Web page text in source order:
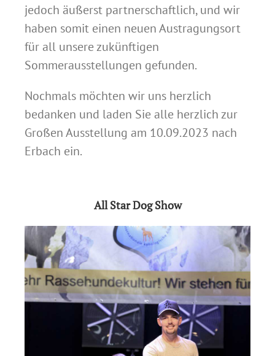
jedoch äußerst partnerschaftlich, und wir
haben somit einen neuen Austragungsort
für all unsere zukünftigen
Sommerausstellungen gefunden.
Nochmals möchten wir uns herzlich
bedanken und laden Sie alle herzlich zur
Großen Ausstellung am 10.09.2023 nach
Erbach ein.
All Star Dog Show